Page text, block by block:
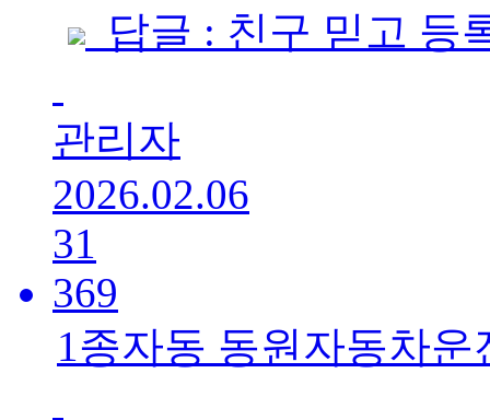
답글 : 친구 믿고 등
관리자
2026.02.06
31
369
1종자동 동원자동차